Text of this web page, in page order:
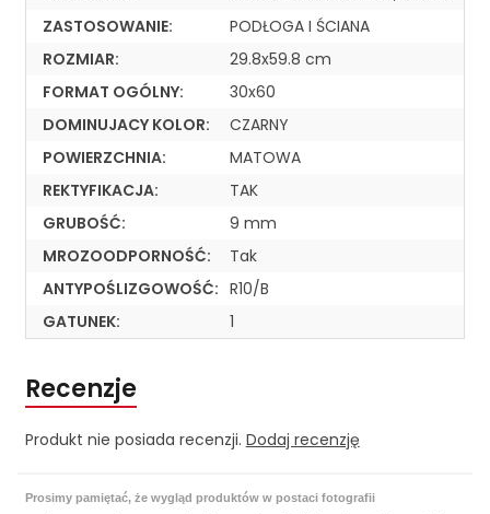
ZASTOSOWANIE:
PODŁOGA I ŚCIANA
ROZMIAR:
29.8x59.8 cm
FORMAT OGÓLNY:
30x60
DOMINUJACY KOLOR:
CZARNY
POWIERZCHNIA:
MATOWA
REKTYFIKACJA:
TAK
GRUBOŚĆ:
9 mm
MROZOODPORNOŚĆ:
Tak
ANTYPOŚLIZGOWOŚĆ: R10/B
GATUNEK:
1
Recenzje
Produkt nie posiada recenzji. Dodaj recenzję
Prosimy pamiętać, że wygląd produktów w postaci fotografii